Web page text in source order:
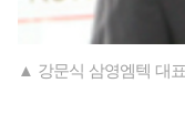
▲ 강문식 삼영엠텍 대